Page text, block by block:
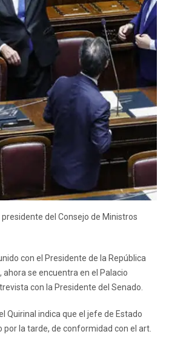
presidente del Consejo de Ministros
con el Presidente de la República
ahora se encuentra en el Palacio
con la Presidente del Senado.
Quirinal indica que el jefe de Estado
por la tarde, de conformidad con el art.